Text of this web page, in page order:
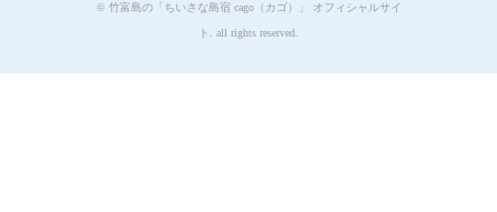
© 竹富島の「ちいさな島宿 cago（カゴ）」 オフィシャルサイ
ト. all rights reserved.